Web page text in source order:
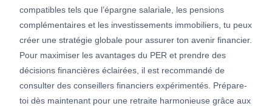
compatibles tels que l’épargne salariale, les pensions
complémentaires et les investissements immobiliers, tu peux
créer une stratégie globale pour assurer ton avenir financier.
Pour maximiser les avantages du PER et prendre des
décisions financières éclairées, il est recommandé de
consulter des conseillers financiers expérimentés. Prépare-
toi dès maintenant pour une retraite harmonieuse grâce aux